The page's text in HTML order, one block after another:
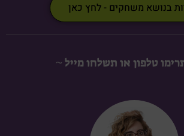
בנושא משחקים - לחץ כאן
טלפון או תשלחו מייל ~